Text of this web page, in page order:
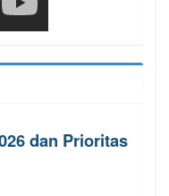
dan Prioritas